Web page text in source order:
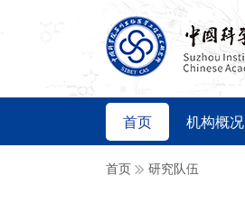
首页 机构概况
首页 研究队伍